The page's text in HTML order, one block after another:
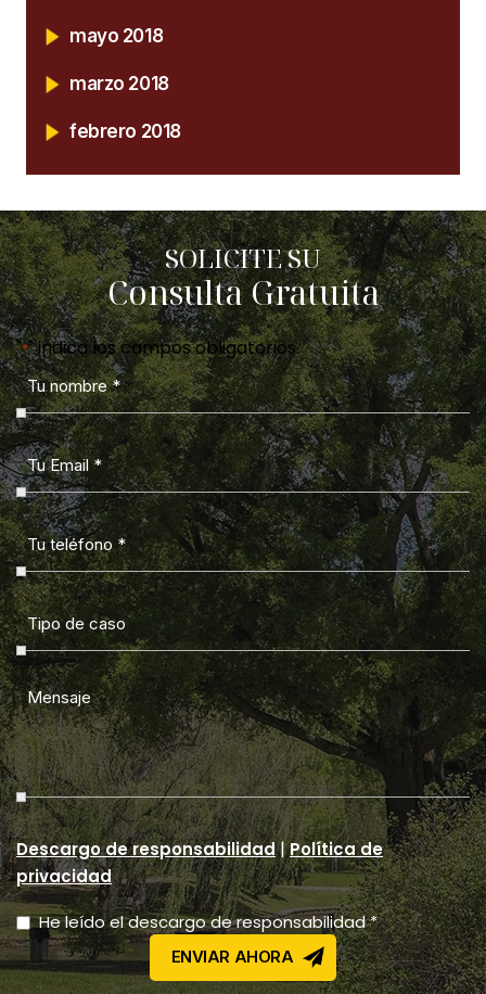
mayo 2018
marzo 2018
febrero 2018
SOLICITE SU
Consulta Gratuita
"*" indica los campos obligatorios
Descargo de responsabilidad|Política de
privacidad
He leído el descargo de responsabilidad *